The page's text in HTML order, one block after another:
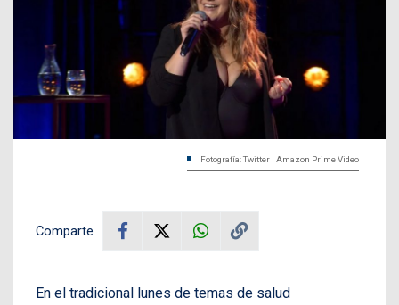
Fotografía: Twitter | Amazon Prime Video
Comparte
En el tradicional lunes de temas de salud